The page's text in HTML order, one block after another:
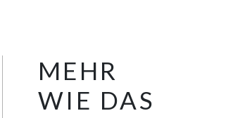
MEHR
WIE DAS